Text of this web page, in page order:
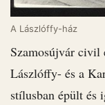
A Lászlóffy-ház
Szamosújvár civil
Lászlóffy- és a
stílusban épült és